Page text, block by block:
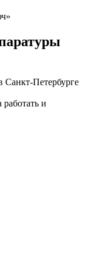
Санкт-Петербурге
и